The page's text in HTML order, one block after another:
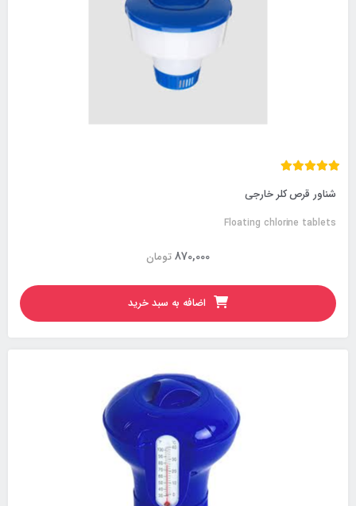
شناور قرص کلر خارجی
Floating chlorine tablets
تومان870,000
اضافه به سبد خرید